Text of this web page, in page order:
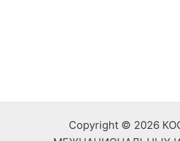
Copyright © 2026